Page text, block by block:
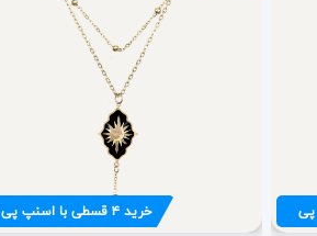
خرید۴قسطی با اسنپ پی